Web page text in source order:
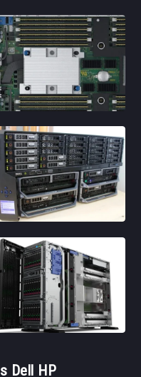
Dell HP